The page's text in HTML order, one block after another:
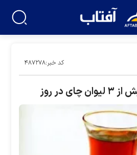
کد خبر:۴۸۷۲۷۸
در روز